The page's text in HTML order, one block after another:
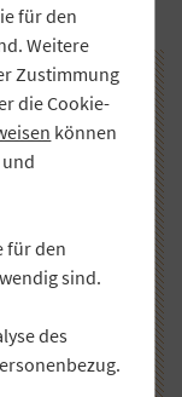
für den
Weitere
Zustimmung
die Cookie-
können
für den
sind.
des